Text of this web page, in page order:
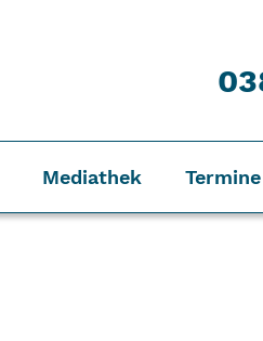
Mediathek Termine